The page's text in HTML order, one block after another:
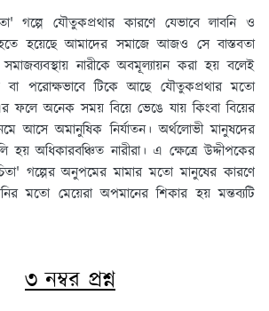
গল্পে যৌতুকপ্রথার কারণে যেভাবে লাবনি ও
হয়েছে আমাদের সমাজে আজও সে বাস্তবতা
সমাজব্যবস্থায় নারীকে অবমূল্যায়ন করা হয় বলেই
পরোক্ষভাবে টিকে আছে যৌতুকপ্রথার মতো
অনেক সময় বিয়ে ভেঙে যায় কিংবা বিয়ের
আসে অমানুষিক নির্যাতন। অর্থলোভী মানুষদের
অধিকারবঞ্চিত নারীরা। এ ক্ষেত্রে উদ্দীপকের
গল্পের অনুপমের মামার মতো মানুষের কারণে
মতো মেয়েরা অপমানের শিকার হয় মন্তব্যটি
৩ নম্বর প্রশ্ন